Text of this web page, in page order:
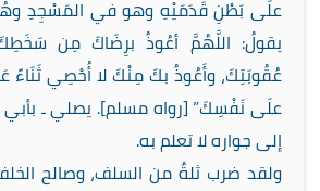
علَى بَطْنِ قَدَمَيْهِ وهو في المَسْجِدِ
يقولُ: اللَّهُمَّ أعُوذُ برِضَاكَ مِن
عُقُوبَتِكَ، وأَعُوذُ بكَ مِنْكَ لا أُحْصِي ثَنَاءً
علَى نَفْسِكَ” [رواه مسلم]. يصلي ـ
إلى جواره لا تعلم به.
ولقد ضرب ثلةٌ من السلف، وصالح